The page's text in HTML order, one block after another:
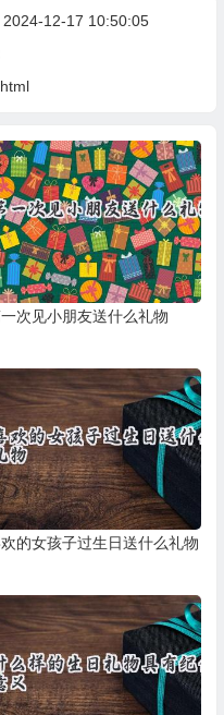
2024-12-17 10:50:05
次见小朋友送什么礼物
的女孩子过生日送什么礼物